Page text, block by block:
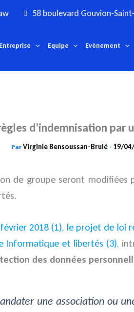
58 boulevard Gouvion-
Entreprise Equipe Evènement
d’indemnisation par
ParVirginie Bensoussan-Brulé - 19/
de groupe seront
2018 (1), le projet de loi
Informatique et libertés (3),
des données
une association ou